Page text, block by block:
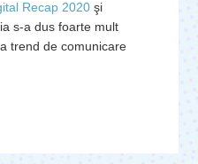
Recap 2020 şi
s-a dus foarte mult
trend de comunicare